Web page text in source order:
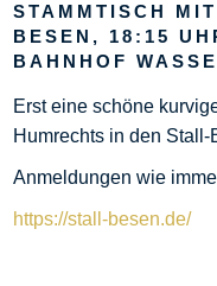
STAMMTISCH
BESEN, 18:15
BAHNHOF
Erst eine schöne
Humrechts in den Stall-
Anmeldungen wie
https://stall-besen.de/